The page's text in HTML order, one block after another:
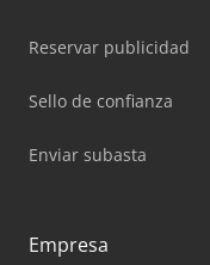
Reservar publicidad
Sello de confianza
Enviar subasta
Empresa